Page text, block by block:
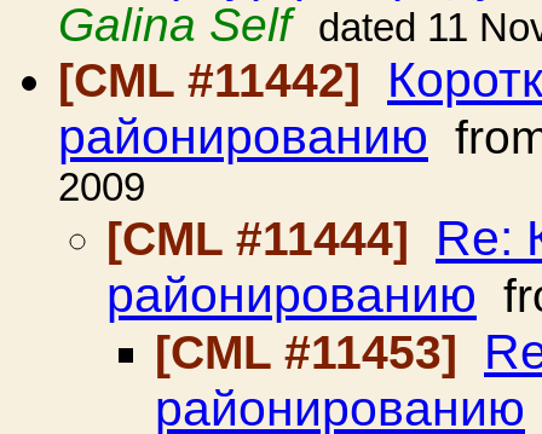
Galina Self
dated 11
[CML #11442]
районированию
2009
[CML #11444]
Re:
районированию
[CML #11453]
районированию